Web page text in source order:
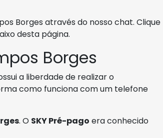
Borges através do nosso chat. Clique
desta página.
Borges
a liberdade de realizar o
como funciona com um telefone
. O SKY Pré-pago era conhecido